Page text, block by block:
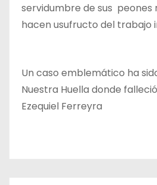
servidumbre de sus peones
hacen usufructo del trabajo
Un caso emblemático ha
Nuestra Huella donde
Ezequiel Ferreyra